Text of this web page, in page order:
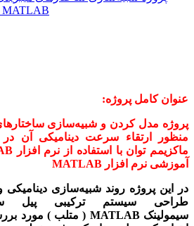
عنوان کامل پروژه:
پروژه مدل کردن و شبیه‌سازی
منظور ارتقاء سرعت دینامیکی آن در
آموزشی نرم افزار MATLAB
در این پروژه روند شبیه­‌سازی
طراحی سیستم ترکیبی پیل
سیمولینکMATLAB ( متلب )
مورد